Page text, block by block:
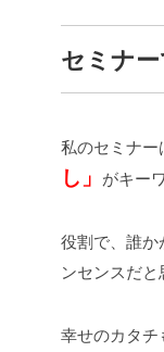
セミナ
私のセミナー
し」
がキー
役割で、誰か
ンセンスだと
幸せのカタチ